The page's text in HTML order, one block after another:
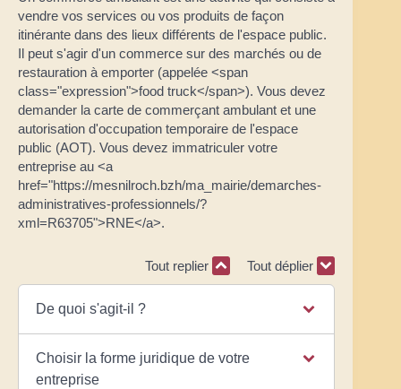
vendre vos services ou vos produits de façon
itinérante dans des lieux différents de l'espace public.
Il peut s'agir d'un commerce sur des marchés ou de
restauration à emporter (appelée <span
class="expression">food truck</span>). Vous devez
demander la carte de commerçant ambulant et une
autorisation d'occupation temporaire de l'espace
public (AOT). Vous devez immatriculer votre
entreprise au <a
href="https://mesnilroch.bzh/ma_mairie/demarches-
administratives-professionnels/?
xml=R63705">RNE</a>.
Tout replier Tout déplier
De quoi s'agit-il ?
Choisir la forme juridique de votre
entreprise